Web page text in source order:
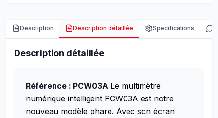
Description Description détaillée Spécifications
Description détaillée
Référence : PCW03A Le multimètre
numérique intelligent PCW03A est notre
nouveau modèle phare. Avec son écran